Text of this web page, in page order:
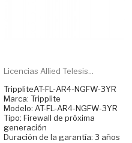
Licencias Allied Telesis...
TrippliteAT-FL-AR4-NGFW-3YR
Marca: Tripplite
Modelo: AT-FL-AR4-NGFW-3YR
Tipo: Firewall de próxima
generación
Duración de la garantía: 3 años